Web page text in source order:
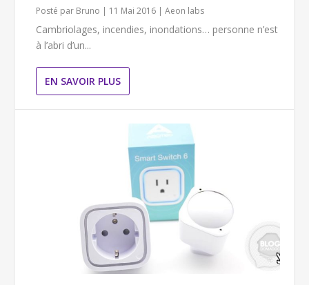
Posté par Bruno | 11 Mai 2016 |Aeon labs
Cambriolages, incendies, inondations… personne n’est
à l’abri d’un...
EN SAVOIR PLUS